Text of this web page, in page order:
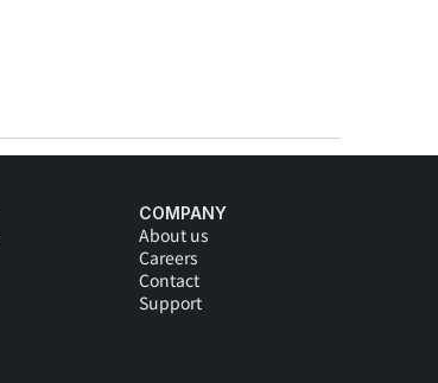
COMPANY
About us
Careers
Contact
Support